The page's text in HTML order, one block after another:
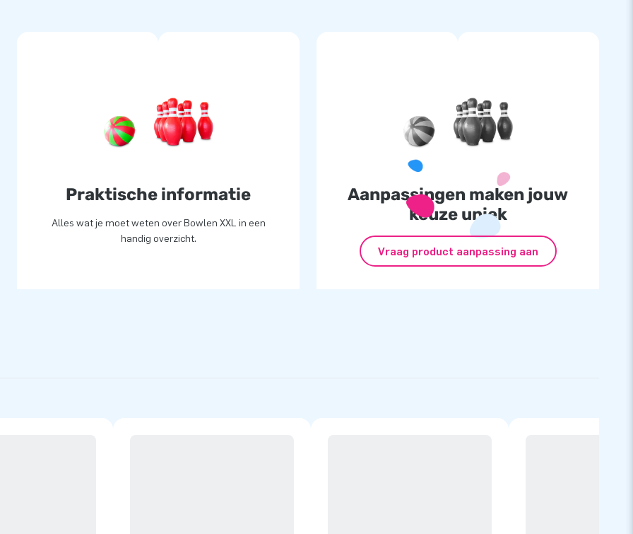
en bezorg
meer dan 15.000 mensen te
ontwikkelaars en
Plus onze goede service en
greatness’!
Praktische informatie
Alles wat je moet weten over Bowlen XXL in een
handig overzicht.
Aanpassingen maken jouw
keuze uniek
Vraag product aanpassing aan